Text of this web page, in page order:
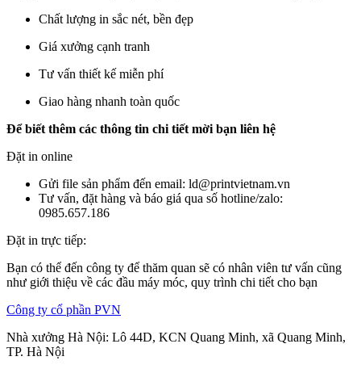
Chất lượng in sắc nét, bền đẹp
Giá xưởng cạnh tranh
Tư vấn thiết kế miễn phí
Giao hàng nhanh toàn quốc
Để biết thêm các thông tin chi tiết mời bạn liên hệ
Đặt in online
Gửi file sản phẩm đến email: ld@printvietnam.vn
Tư vấn, đặt hàng và báo giá qua số hotline/zalo:
0985.657.186
Đặt in trực tiếp:
Bạn có thể đến công ty để thăm quan sẽ có nhân viên tư vấn cũng
như giới thiệu về các đầu máy móc, quy trình chi tiết cho bạn
Công ty cổ phần PVN
Nhà xưởng Hà Nội: Lô 44D, KCN Quang Minh, xã Quang Minh,
TP. Hà Nội